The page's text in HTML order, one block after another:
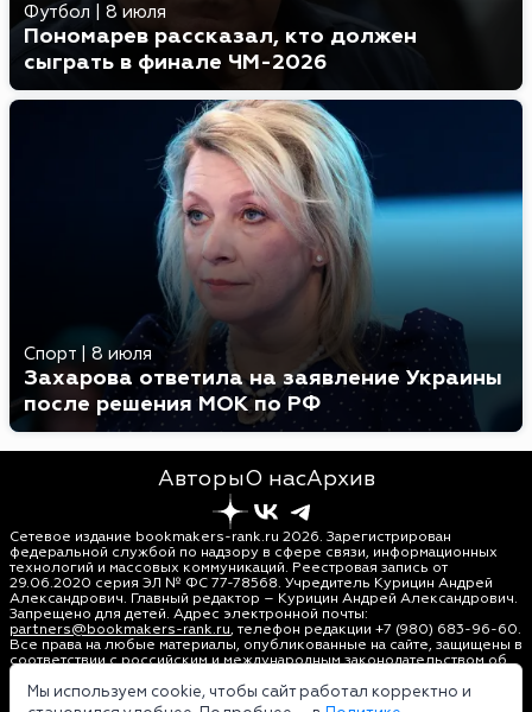
Мы используем cookie, чтобы сайт работал корректно и
Футбол 8 июля
Пономарев рассказал, кто должен
сыграть в финале ЧМ-2026
Спорт 8 июля
Захарова ответила на заявление Украины
после решения МОК по РФ
АвторыО насАрхив
Сетевое издание bookmakers-rank.ru 2026. Зарегистрирован
федеральной службой по надзору в сфере связи, информационных
технологий и массовых коммуникаций. Реестровая запись от
29.06.2020 серия ЭЛ № ФС 77-78568. Учредитель Курицин Андрей
Александрович. Главный редактор – Курицин Андрей Александрович.
Запрещено для детей. Адрес электронной почты:
partners@bookmakers-rank.ru, телефон редакции +7 (980) 683-96-60.
Все права на любые материалы, опубликованные на сайте, защищены в
соответствии с российским и международным законодательством об
фото, аудио и видеоматериалов возможно только с согласия
правообладателя (bookmakers-rank.ru). Персональные данные (ФЗ